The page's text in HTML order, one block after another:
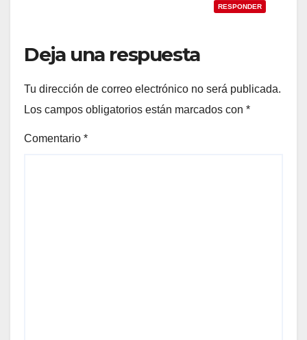
RESPONDER
Deja una respuesta
Tu dirección de correo electrónico no será publicada.
Los campos obligatorios están marcados con *
Comentario *